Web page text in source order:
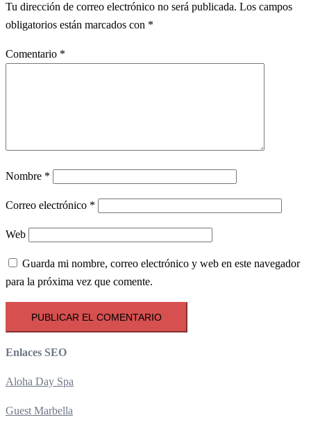
Tu dirección de correo electrónico no será publicada. Los campos
obligatorios están marcados con *
Comentario *
Nombre *
Correo electrónico *
Web
Guarda mi nombre, correo electrónico y web en este navegador
para la próxima vez que comente.
Enlaces SEO
Aloha Day Spa
Guest Marbella